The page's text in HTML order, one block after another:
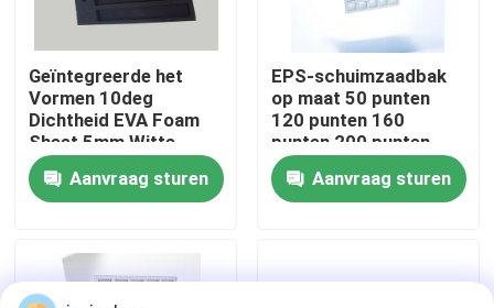
Kwaliteitscontrole
Neem contact met ons op
Nieuws
EPS EPP-schuim
Geïntegreerde het
Vormen 10deg
Dichtheid EVA Foam
Sheet 5mm Witte
Tussenvoegsels van
de Schuimdoos
Aanvraag sturen
EPS-schuimzaadbak
op maat 50 punten
120 punten 160
punten 200 punten
Aanvraag sturen